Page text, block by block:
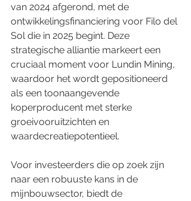
van 2024 afgerond, met de
ontwikkelingsfinanciering voor Filo del
Sol die in 2025 begint. Deze
strategische alliantie markeert een
cruciaal moment voor Lundin Mining,
waardoor het wordt gepositioneerd
als een toonaangevende
koperproducent met sterke
groeivooruitzichten en
waardecreatiepotentieel.
Voor investeerders die op zoek zijn
naar een robuuste kans in de
mijnbouwsector, biedt de